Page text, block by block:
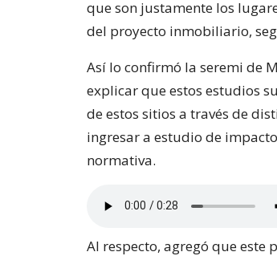
que son justamente los
del proyecto inmobiliario,
Así lo confirmó la seremi de
explicar que estos estudios
de estos sitios a través de
ingresar a estudio de
normativa.
Al respecto, agregó que este